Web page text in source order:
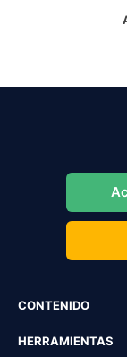
CONTENIDO
HERRAMIENTAS